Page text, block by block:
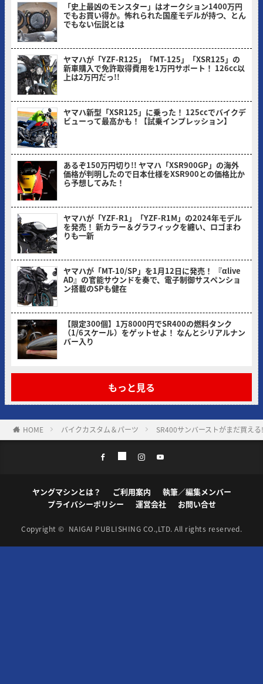
「史上最凶のモンスター」はオークション1400万円
でもお買い得か。怖れられた国産モデルが持つ、とん
でもない伝説とは
ヤマハが「YZF-R125」「MT-125」「XSR125」の
新車購入で免許取得費用を1万円サポート！ 126cc以
上は2万円だっ!!
ヤマハ新型「XSR125」に乗った！ 125ccでバイクデ
ビューって最高かも！【試乗インプレッション】
あるぞ150万円切り!! ヤマハ「XSR900GP」の海外
価格が判明したので日本仕様をXSR900との価格比か
ら予想してみた！
ヤマハが「YZF-R1」「YZF-R1M」の2024年モデル
を発売！ 新カラー＆グラフィックを纏い、ロゴまわ
りも一新
ヤマハが「MT-10/SP」を1月12日に発売！ 『αlive
AD』の官能サウンドを奏で、電子制御サスペンショ
ン搭載のSPも健在
【限定300個】1万8000円でSR400の燃料タンク
（1/6スケール）をゲットせよ！ なんとシリアルナン
バー入り
もっと見る
HOME バイクカスタム＆パーツ SR400サンバーストがまだ買え
ヤングマシンとは？ ご利用案内
執筆／編集メンバー
プライバシーポリシー
運営会社 お問い合せ
Copyright © NAIGAI PUBLISHING CO.,LTD. All rights reserved.